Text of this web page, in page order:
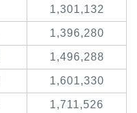
1,301,132
1,396,280
1,496,288
1,601,330
1,711,526